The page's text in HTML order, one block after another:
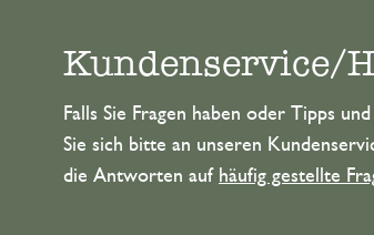
Kundenservice/
Falls Sie Fragen haben oder Tipps
Sie sich bitte an unseren
die Antworten auf häufig gestellte